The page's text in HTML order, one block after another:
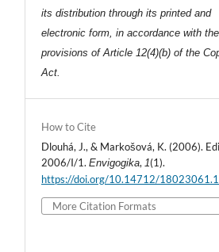
its distribution through its printed and
electronic form, in accordance with the
provisions of Article 12(4)(b) of the
Act.
How to Cite
Dlouhá, J., & Markošová, K. (2006).
2006/I/1.Envigogika, 1(1).
https://doi.org/10.14712/
More Citation Formats